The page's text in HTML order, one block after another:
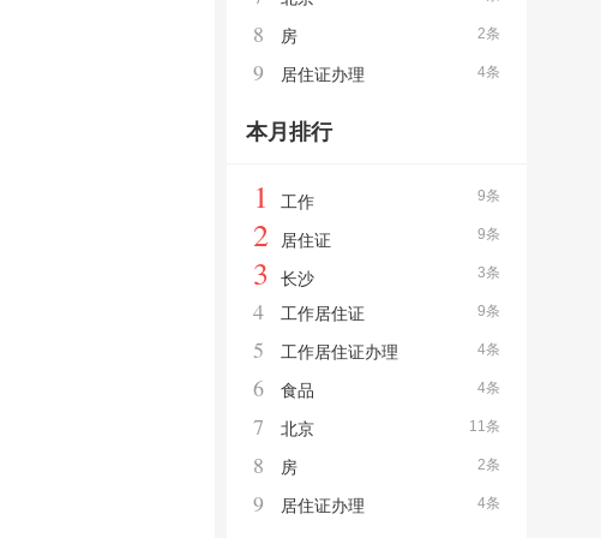
2条
8 房
4条
9 居住证办理
本月排行
9条
1 工作
9条
2 居住证
3条
3 长沙
9条
4 工作居住证
4条
5 工作居住证办理
4条
6 食品
11条
7 北京
2条
8 房
4条
9 居住证办理